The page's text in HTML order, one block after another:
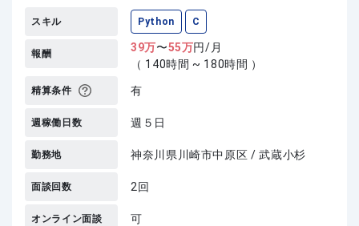
スキル Python C
報酬 39万〜55万円/月
（ 140時間 ~ 180時間 ）
精算条件 有
週稼働日数 週５日
勤務地 神奈川県川崎市中原区 / 武蔵小杉
面談回数 2回
オンライン面談 可